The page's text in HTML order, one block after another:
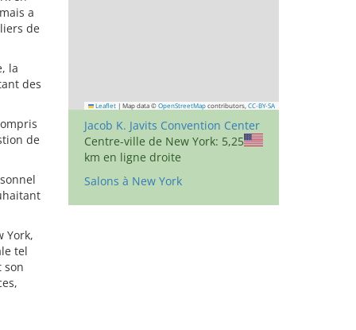
a
de
la
des
de
York,
tel
son
Leaflet | Map data © OpenStreetMap contributors, CC-BY-SA
Jacob K. Javits Convention Center
Centre-ville de New York: 5,25
km en ligne droite
Salons à New York